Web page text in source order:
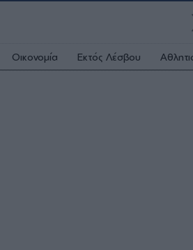
Οικονομία Εκτός Λέσβου